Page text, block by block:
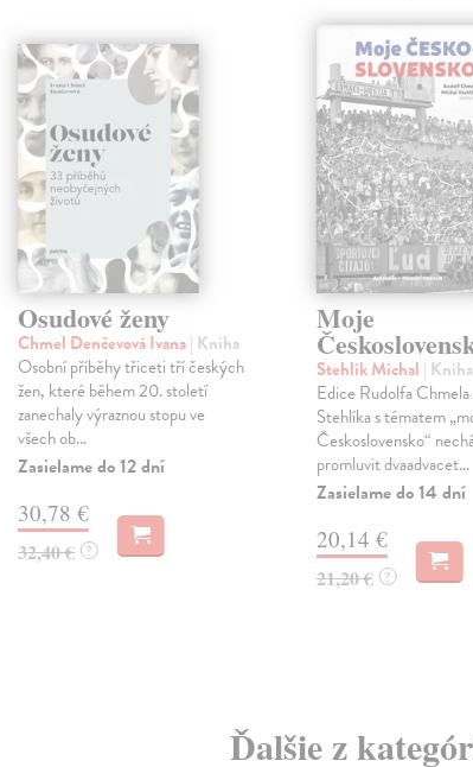
Osudové ženy
Chmel Denčevová Ivana| Kniha
Osobní příběhy třiceti tří českých
žen, které během 20. století
zanechaly výraznou stopu ve
všech ob...
Zasielame do 12 dní
30,78 €
32,40 € ?
Moje
Stehlík Michal | Kniha
Edice Rudolfa
Stehlíka s tématem
Československo“
promluvit dvaadvacet...
Zasielame do 14 dní
20,14 €
21,20 € ?
Ďalšie z